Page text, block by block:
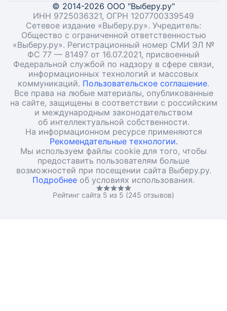
© 2014-2026 ООО "Выберу.ру"
ИНН 9725036321, ОГРН 1207700339549
Сетевое издание «Выберу.ру». Учредитель:
Общество с ограниченной ответственностью
«Выберу.ру». Регистрационный номер СМИ ЭЛ №
ФС 77 — 81497 от 16.07.2021, присвоенный
Федеральной службой по надзору в сфере связи,
информационных технологий и массовых
коммуникаций. Пользовательское соглашение.
Все права на любые материалы, опубликованные
на сайте, защищены в соответствии с российским
и международным законодательством
об интеллектуальной собственности.
На информационном ресурсе применяются
Рекомендательные технологии.
Мы используем файлы cookie для того, чтобы
предоставить пользователям больше
возможностей при посещении сайта Выберу.ру.
Подробнее об условиях использования.
Рейтинг сайта 5 из 5 (245 отзывов)